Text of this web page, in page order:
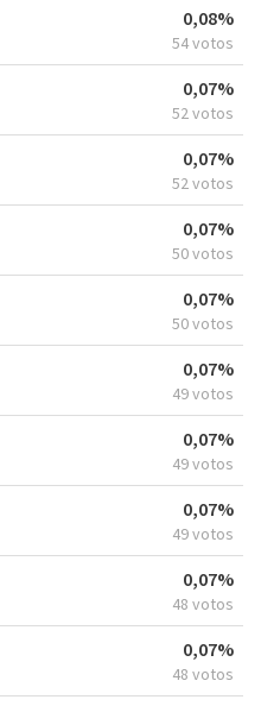
0,08%
54 votos
0,07%
52 votos
0,07%
52 votos
0,07%
50 votos
0,07%
50 votos
0,07%
49 votos
0,07%
49 votos
0,07%
49 votos
0,07%
48 votos
0,07%
48 votos